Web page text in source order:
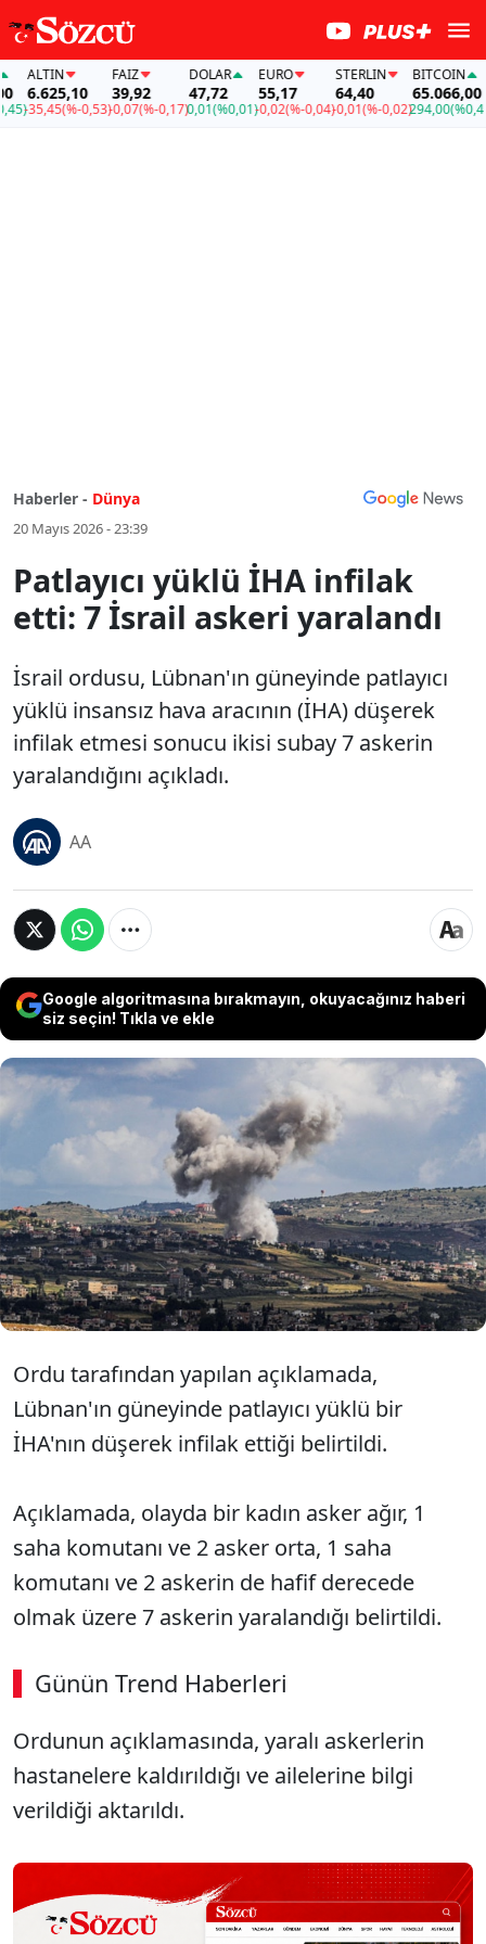
ALTIN
6.625,10
-35,45(%-0,53)
FAİZ
39,92
-0,07(%-0,17)
DOLAR
47,72
0,01(%0,01)
EURO
55,17
-0,02(%-0,04)
STERLIN
64,40
-0,01(%-0,02)
BITCOIN
65.066,00
294,00(%0,45)-
Haberler - Dünya
20 Mayıs 2026 - 23:39
Patlayıcı yüklü İHA infilak
etti: 7 İsrail askeri yaralandı
İsrail ordusu, Lübnan'ın güneyinde patlayıcı
yüklü insansız hava aracının (İHA) düşerek
infilak etmesi sonucu ikisi subay 7 askerin
yaralandığını açıkladı.
AA
Google algoritmasına bırakmayın, okuyacağınız haberi
siz seçin! Tıkla ve ekle
İsrail ordusu, Lübnan'ın güneyinde
patlayıcı yüklü insansız hava aracının (İHA)
düşerek infilak etmesi sonucu ikisi subay
7 askerin yaralandığını açıkladı.
Ordu tarafından yapılan açıklamada,
Lübnan'ın güneyinde patlayıcı yüklü bir
İHA'nın düşerek infilak ettiği belirtildi.
Açıklamada, olayda bir kadın asker ağır, 1
saha komutanı ve 2 asker orta, 1 saha
komutanı ve 2 askerin de hafif derecede
olmak üzere 7 askerin yaralandığı belirtildi.
Günün Trend Haberleri
Ordunun açıklamasında, yaralı askerlerin
hastanelere kaldırıldığı ve ailelerine bilgi
verildiği aktarıldı.